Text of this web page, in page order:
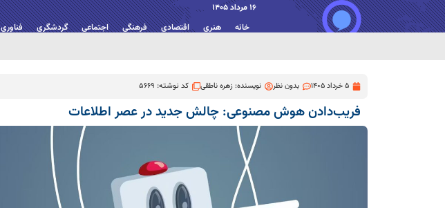
16 مرداد 1405
خانه هنری اقتصادی فرهنگی اجتماعی گردشگری فناوری
5 خرداد 1405 بدون نظر نویسنده:زهره ناطقی کد نوشته: 5669
فریب‌دادن هوش مصنوعی: چالش جدید در عصر اطلاعات